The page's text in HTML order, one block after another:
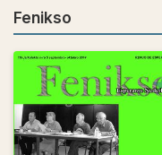
Fenikso